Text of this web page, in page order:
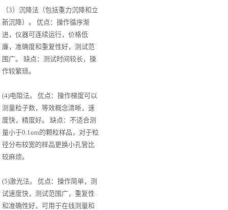
（3）沉降法（包括重力沉降和立
新沉降）。 优点：操作循序渐
进，仪器可连续运行，价格低
廉，准确度和重复性好，测试范
围广。 缺点：测试时间较长，操
作较繁琐。
(4)电阻法。 优点：操作梯度可以
测量粒子数，等效概念清晰，速
度快，精度好。 缺点：不适合测
量小于0.1um的颗粒样品，对于粒
径分布较宽的样品更换小孔管比
较麻烦。
(5)激光法。 优点：操作简单，测
试速度快，测试范围广，重复性
和准确性好，可用于在线测量和